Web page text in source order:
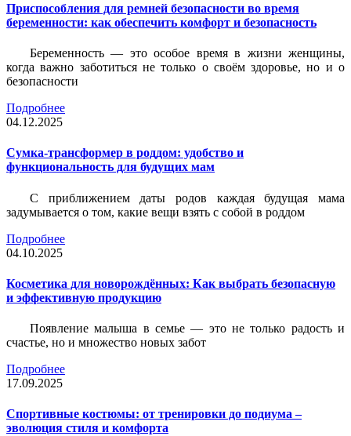
Приспособления для ремней безопасности во время
беременности: как обеспечить комфорт и безопасность
Беременность — это особое время в жизни женщины,
когда важно заботиться не только о своём здоровье, но и о
безопасности
Подробнее
04.12.2025
Сумка-трансформер в роддом: удобство и
функциональность для будущих мам
С приближением даты родов каждая будущая мама
задумывается о том, какие вещи взять с собой в роддом
Подробнее
04.10.2025
Косметика для новорождённых: Как выбрать безопасную
и эффективную продукцию
Появление малыша в семье — это не только радость и
счастье, но и множество новых забот
Подробнее
17.09.2025
Спортивные костюмы: от тренировки до подиума –
эволюция стиля и комфорта